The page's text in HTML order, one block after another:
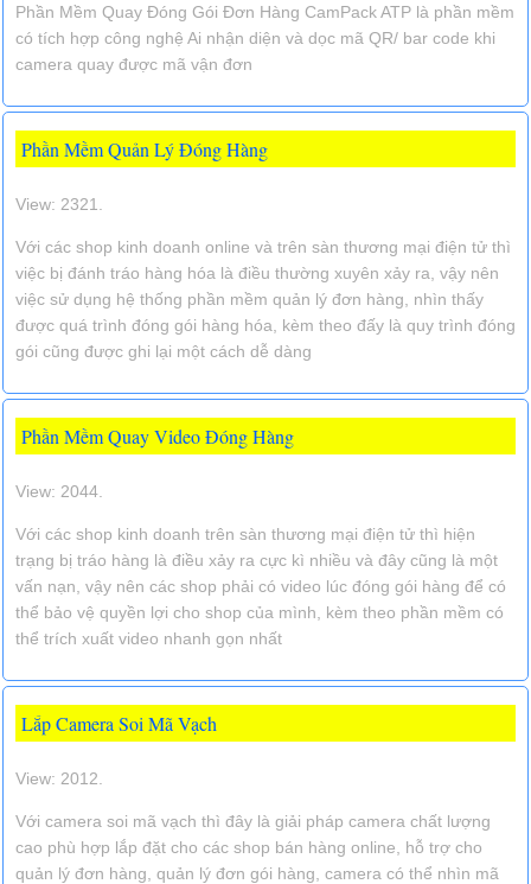
Phần Mềm Quay Đóng Gói Đơn Hàng CamPack ATP là phần mềm
có tích hợp công nghệ Ai nhận diện và dọc mã QR/ bar code khi
camera quay được mã vận đơn
Phần Mềm Quản Lý Đóng Hàng
View: 2321.
Với các shop kinh doanh online và trên sàn thương mại điện tử thì
việc bị đánh tráo hàng hóa là điều thường xuyên xảy ra, vậy nên
việc sử dụng hệ thống phần mềm quản lý đơn hàng, nhìn thấy
được quá trình đóng gói hàng hóa, kèm theo đấy là quy trình đóng
gói cũng được ghi lại một cách dễ dàng
Phần Mềm Quay Video Đóng Hàng
View: 2044.
Với các shop kinh doanh trên sàn thương mại điện tử thì hiện
trạng bị tráo hàng là điều xảy ra cực kì nhiều và đây cũng là một
vấn nạn, vậy nên các shop phải có video lúc đóng gói hàng để có
thể bảo vệ quyền lợi cho shop của mình, kèm theo phần mềm có
thể trích xuất video nhanh gọn nhất
Lắp Camera Soi Mã Vạch
View: 2012.
Với camera soi mã vạch thì đây là giải pháp camera chất lượng
cao phù hợp lắp đặt cho các shop bán hàng online, hỗ trợ cho
quản lý đơn hàng, quản lý đơn gói hàng, camera có thể nhìn mã